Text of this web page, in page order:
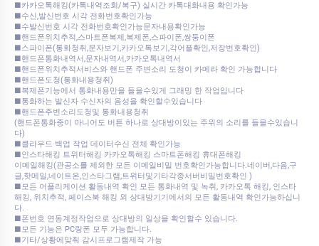
■카카오톡해킹(카톡내역조회/복구) 실시간 카톡대화내용 확인가능
■수신,발신번호 시각 전화번호확인가능
■수발신번호 시각 전화번호확인가능문자내용확인가능
■핸드폰위치추적,스마트폰복제,복제폰,스파이폰,쌍둥이폰
■스파이폰(통화청취,문자보기,카카오톡보기,각어플확인,저장번호확인)
■핸드폰통화내역서,문자내역서,카카오톡내역서
■핸드폰위치추적서비스와 핸드폰 주변소리 도청이 카메라 확인 가능합니다
■핸드폰도청(통화내용청취)
■복제폰기능에서 통화내용만을 들을수있게 그래밍 한 작업입니다
■통화하는 발신자 수신자의 음성을 확인할수있습니다
■핸드폰주변소리도청및 통화내용청취
(핸드폰통화중이 아니어도 버튼 하나로 상대방이있는 주위의 소리를 들을수있습니
다)
■클라우드 백업 작업 데이터수신 전체 확인가능
■인스타해킹 트위터해킹 카카오톡해킹 스마트폰해킹 휴대폰해킹
이메일해킹(관공소를 제외한 모든 이메일비밀 번호확인가능합니다.네이버,다음,구
글,핫메일,네이트온,인스타그램,트위터및기타각종서버비밀번호확인 )
■모든 어플리케이션 활동내역 확인 모든 통화내역 및 녹취, 카카오톡 해킹, 인스타
해킹, 위치추적, 페이스북 해킹 외 상대방기기에서의 모든 활동내역 확인가능하십니
다.
■폰번호 연동계정작업으로 상대방의 일상을 확인할수 있습니다.
■모든 기능은 PC랑폰 모두 가능합니다.
■기타/상황에맞춰 감시프로그램제작 가능